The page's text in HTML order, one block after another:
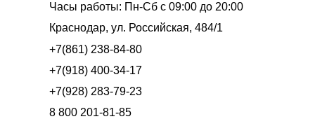
Часы работы: Пн-Сб с 09:00 до 20:00
Краснодар, ул. Российская, 484/1
+7(861) 238-84-80
+7(918) 400-34-17
+7(928) 283-79-23
8 800 201-81-85